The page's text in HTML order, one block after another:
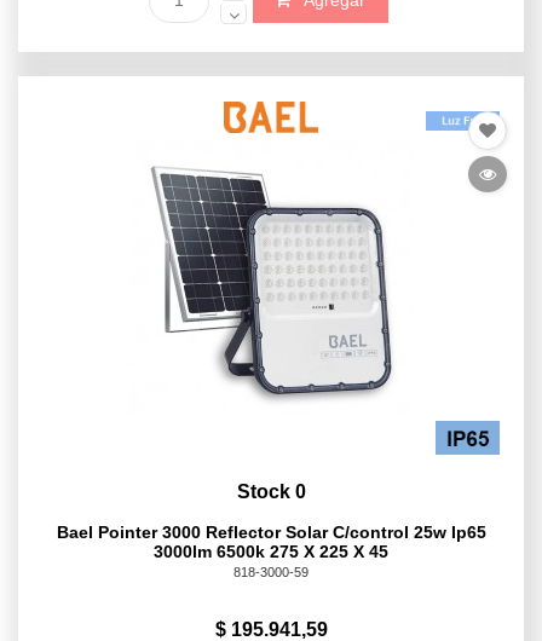
Stock 0
Bael Pointer 3000 Reflector Solar C/control 25w Ip65
3000lm 6500k 275 X 225 X 45
818-3000-59
$ 195.941,59